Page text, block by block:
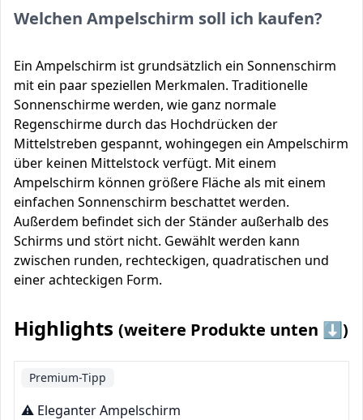
Welchen Ampelschirm soll ich kaufen?
Ein Ampelschirm ist grundsätzlich ein Sonnenschirm
mit ein paar speziellen Merkmalen. Traditionelle
Sonnenschirme werden, wie ganz normale
Regenschirme durch das Hochdrücken der
Mittelstreben gespannt, wohingegen ein Ampelschirm
über keinen Mittelstock verfügt. Mit einem
Ampelschirm können größere Fläche als mit einem
einfachen Sonnenschirm beschattet werden.
Außerdem befindet sich der Ständer außerhalb des
Schirms und stört nicht. Gewählt werden kann
zwischen runden, rechteckigen, quadratischen und
einer achteckigen Form.
Highlights (weitere Produkte unten ⬇️)
Premium-Tipp
⚠️ Eleganter Ampelschirm